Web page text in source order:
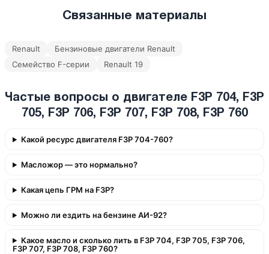
Связанные материалы
Renault
Бензиновые двигатели Renault
Семейство F-серии
Renault 19
Частые вопросы о двигателе F3P 704, F3P
705, F3P 706, F3P 707, F3P 708, F3P 760
Какой ресурс двигателя F3P 704-760?
Масложор — это нормально?
Какая цепь ГРМ на F3P?
Можно ли ездить на бензине АИ-92?
Какое масло и сколько лить в F3P 704, F3P 705, F3P 706,
F3P 707, F3P 708, F3P 760?